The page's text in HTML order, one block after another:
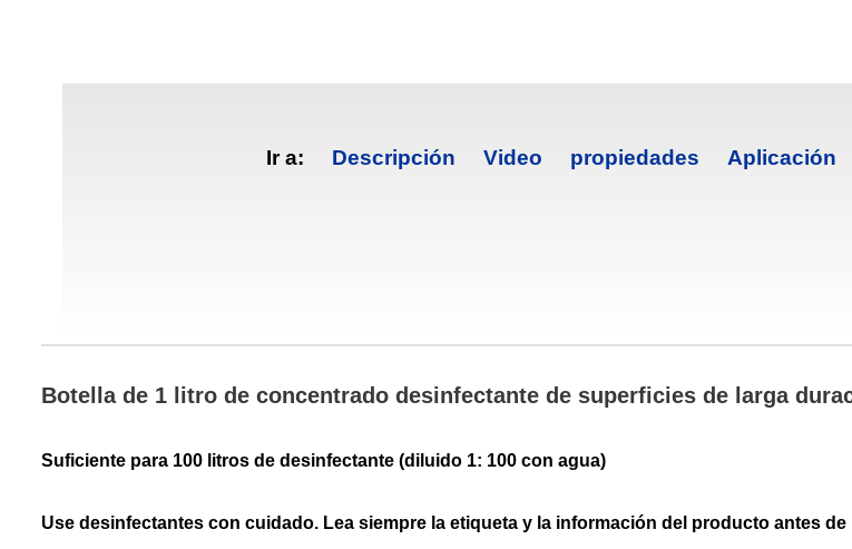
Ir a: Descripción Video propiedades Aplicación
Botella de 1 litro de concentrado desinfectante de superficies de larga
Suficiente para 100 litros de desinfectante (diluido 1: 100 con agua)
Use desinfectantes con cuidado. Lea siempre la etiqueta y la información del producto antes de